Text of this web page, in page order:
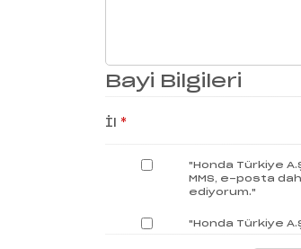
Bayi Bilgileri
İl *
"Honda Türkiye
MMS, e-posta
ediyorum."
"Honda Türkiye